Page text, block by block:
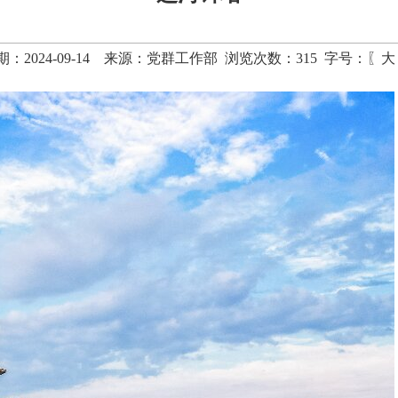
：2024-09-14 来源：党群工作部 浏览次数： 315 字号：〖 大